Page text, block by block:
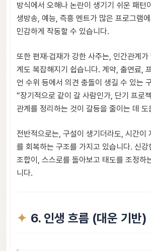
방식에서 오해나 논란이 생기기 쉬운 패턴
생방송, 예능, 즉흥 멘트가 많은 프로그램
민감하게 작동할 수 있습니다.
또한 편재·겁재가 강한 사주는, 인간관계
계도 복잡해지기 쉽습니다. 계약, 출연료,
언 수위 등에서 의견 충돌이 생길 수 있는
“장기적으로 같이 갈 사람인가, 단기 프로
관계를 정리하는 것이 갈등을 줄이는 데 도
전반적으로는, 구설이 생기더라도, 시간이
를 회복하는 구조를 가지고 있습니다. 신강
조합이, 스스로를 돌아보고 태도를 조정하
니다.
6. 인생 흐름 (대운 기반)